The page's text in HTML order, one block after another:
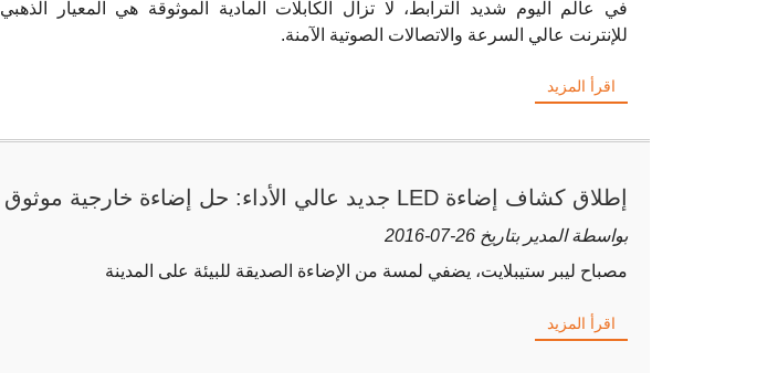
في عالم اليوم شديد الترابط، لا تزال الكابلات المادية الموثوقة هي المعيار الذهبي
للإنترنت عالي السرعة والاتصالات الصوتية الآمنة.
اقرأ المزيد
إطلاق كشاف إضاءة LED جديد عالي الأداء: حل إضاءة خارجية موثوق
وموفر للطاقة
بواسطة المدير بتاريخ 26-07-2016
مصباح ليبر ستيبلايت، يضفي لمسة من الإضاءة الصديقة للبيئة على المدينة
اقرأ المزيد